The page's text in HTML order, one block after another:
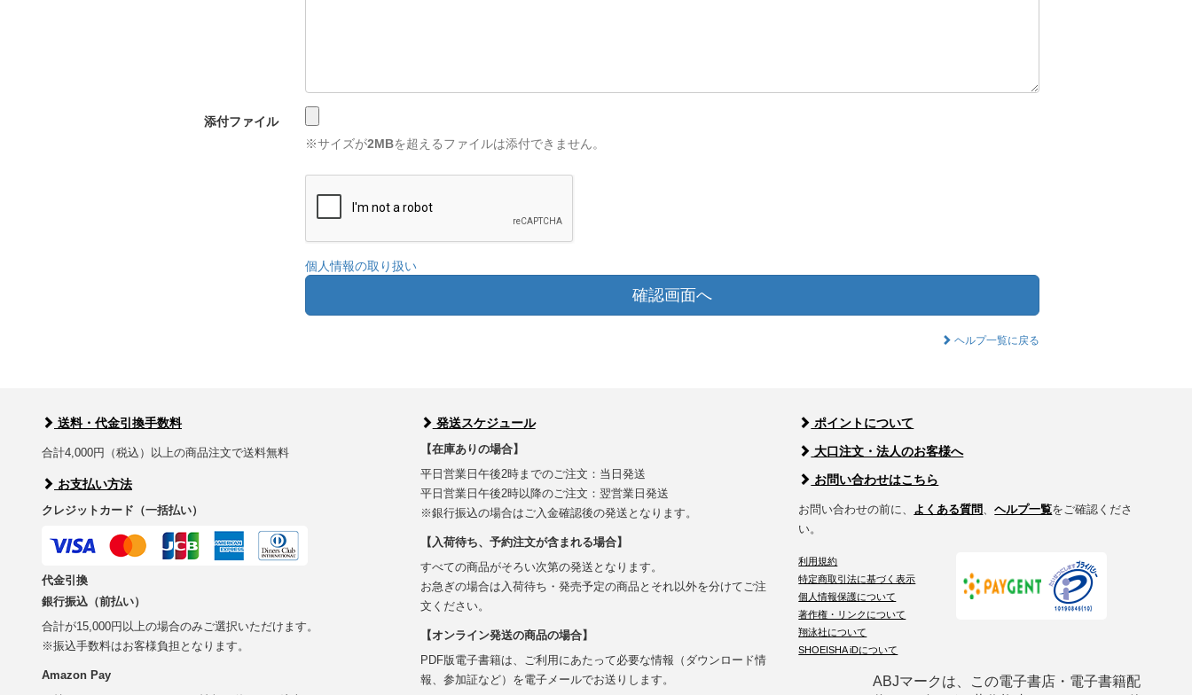
添付ファイル
※サイズが2MBを超えるファイルは添付できません。
個人情報の取り扱い
確認画面へ
ヘルプ一覧に戻る
送料・代金引換手数料
合計4,000円（税込）以上の商品注文で送料無料
お支払い方法
クレジットカード（一括払い）
代金引換
銀行振込（前払い）
合計が15,000円以上の場合のみご選択いただけます。
※振込手数料はお客様負担となります。
Amazon Pay
発送スケジュール
【在庫ありの場合】
平日営業日午後2時までのご注文：当日発送
平日営業日午後2時以降のご注文：翌営業日発送
※銀行振込の場合はご入金確認後の発送となります。
【入荷待ち、予約注文が含まれる場合】
すべての商品がそろい次第の発送となります。
お急ぎの場合は入荷待ち・発売予定の商品とそれ以外を分けてご注
文ください。
【オンライン発送の商品の場合】
PDF版電子書籍は、ご利用にあたって必要な情報（ダウンロード情
報、参加証など）を電子メールでお送りします。
ポイントについて
大口注文・法人のお客様へ
お問い合わせはこちら
お問い合わせの前に、 よくある質問、ヘルプ一覧をご確認くださ
い。
利用規約
特定商取引法に基づく表示
個人情報保護について
著作権・リンクについて
翔泳社について
SHOEISHA iDについて
ABJマークは、この電子書店・電子書籍配